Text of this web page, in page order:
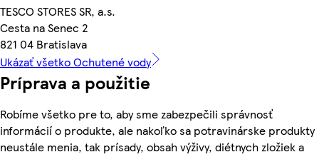
TESCO STORES SR, a.s.
Cesta na Senec 2
821 04 Bratislava
Ukázať všetko Ochutené vody
Príprava a použitie
Robíme všetko pre to, aby sme zabezpečili správnosť
informácií o produkte, ale nakoľko sa potravinárske produkty
neustále menia, tak prísady, obsah výživy, diétnych zložiek a